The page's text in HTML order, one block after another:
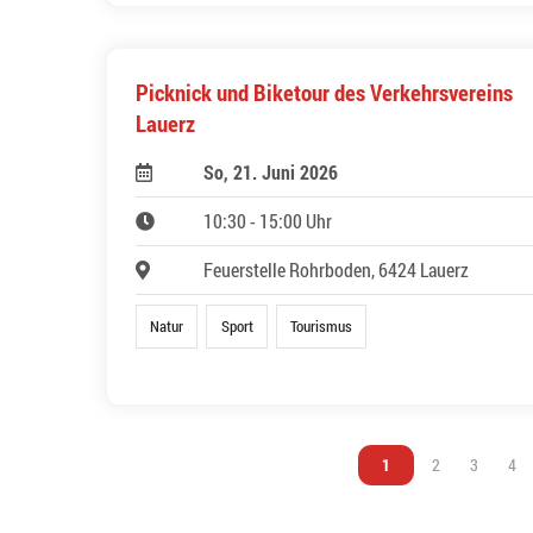
Picknick und Biketour des Verkehrsvereins
Lauerz
So, 21. Juni 2026
10:30 - 15:00 Uhr
Feuerstelle Rohrboden, 6424 Lauerz
Natur Sport Tourismus
Vous êtes sur la page
1 Vous êtes sur la
2 Vous êtes
3 4